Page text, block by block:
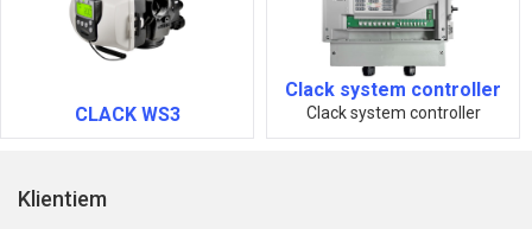
CLACK WS3
Clack system controller
Clack system controller
Klientiem